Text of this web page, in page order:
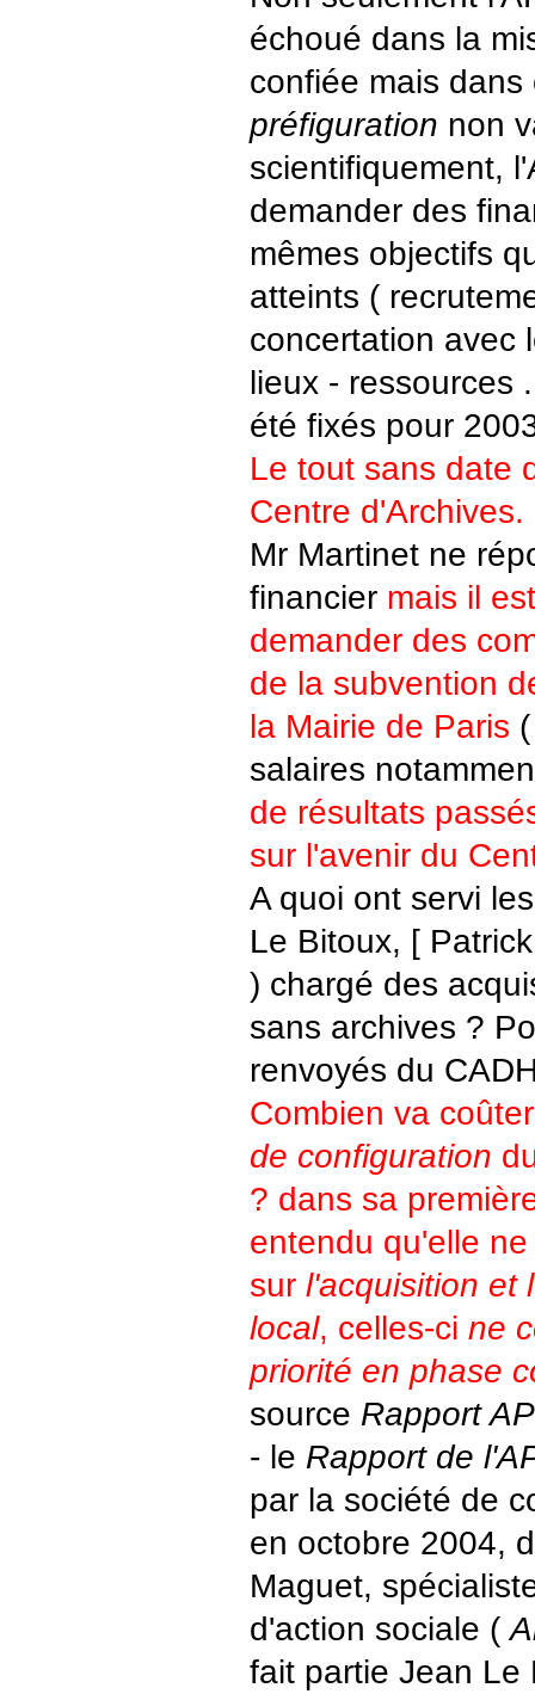
échoué dans la
confiée mais
préfiguration non
scientifiquement,
demander des
mêmes objectifs
atteints (
concertation avec
lieux - ressources
été fixés pour
Le tout sans date
Centre d'Archives.
Mr Martinet ne
financier mais il
demander des
de la subvention
la Mairie de Paris
salaires
de résultats
sur l'avenir du
A quoi ont servi
Le Bitoux, [
) chargé des
sans archives ?
renvoyés du
Combien va
de configuration
? dans sa
entendu qu'elle
sur l'acquisition et
local, celles-ci ne
priorité en phase
source Rapport
- le Rapport de
par la société de
en octobre 2004,
Maguet,
d'action sociale (
fait partie Jean Le